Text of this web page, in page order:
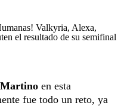
Valkyria, Alexa,
el resultado de su semifinal
Martino en esta
fue todo un reto, ya